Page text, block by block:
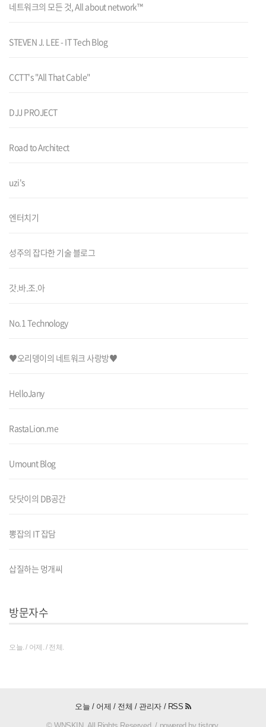
네트워크의 모든 것, All about network™
STEVEN J. LEE - IT Tech Blog
CCTT's "All That Cable"
DJJ PROJECT
Road to Architect
uzi's
엔터치기
성주의 잡다한 기술 블로그
갓.바.조.아
No.1 Technology
♥오리뎅이의 네트워크 사랑방♥
HelloJany
RastaLion.me
Umount Blog
닷닷이의 DB공간
뽕잡의 IT 잡담
삽질하는 멍개씨
방문자수
오늘. / 어제. / 전체.
오늘 / 어제 / 전체 / 관리자/ RSS